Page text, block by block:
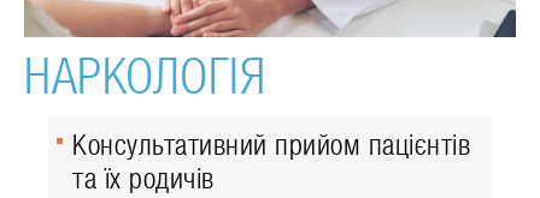
НАРКОЛОГІЯ
Консультативний прийом пацієнтів
та їх родичів